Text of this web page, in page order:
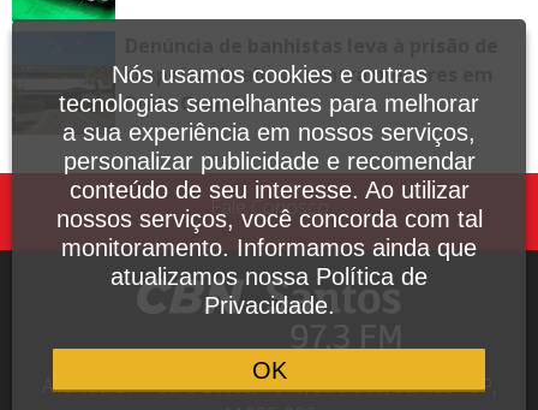
suspeito de abuso contra menores em
Praia Grande
Fale Conosco
Avenida Dr. Pedro Lessa, 1640, sala 809, Santos - SP,
Nós usamos cookies e outras
tecnologias semelhantes para melhorar
a sua experiência em nossos serviços,
personalizar publicidade e recomendar
conteúdo de seu interesse. Ao utilizar
nossos serviços, você concorda com tal
monitoramento. Informamos ainda que
atualizamos nossa Política de
Privacidade.
OK